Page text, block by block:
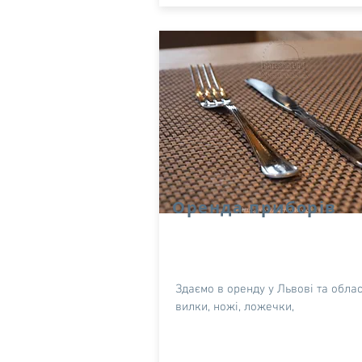
Оренда приборів
Здаємо в оренду у Львові та
вилки, ножі, ложечки,